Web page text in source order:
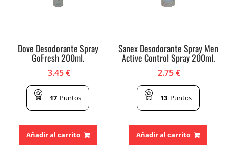
Dove Desodorante Spray
GoFresh 200ml.
3.45€
17 Puntos
Añadir al carrito
Sanex Desodorante Spray Men
Active Control Spray 200ml.
2.75€
13 Puntos
Añadir al carrito